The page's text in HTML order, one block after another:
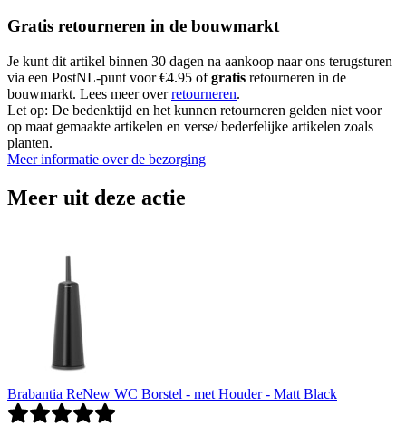
Gratis retourneren in de bouwmarkt
Je kunt dit artikel binnen 30 dagen na aankoop naar ons terugsturen
via een PostNL-punt voor €4.95 ofgratis retourneren in de
bouwmarkt. Lees meer overretourneren.
Let op: De bedenktijd en het kunnen retourneren gelden niet voor
op maat gemaakte artikelen en verse/ bederfelijke artikelen zoals
planten.
Meer informatie over de bezorging
Meer uit deze actie
Brabantia ReNew WC Borstel - met Houder - Matt Black